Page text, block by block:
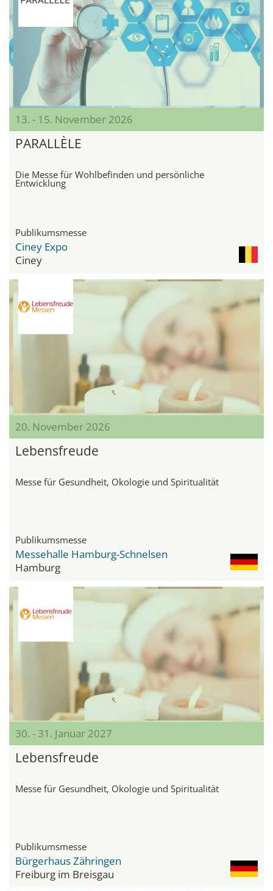
13. - 15. November 2026
PARALLÈLE
Die Messe für Wohlbefinden und persönliche
Entwicklung
Publikumsmesse
Ciney Expo
Ciney
20. November 2026
Lebensfreude
Messe für Gesundheit, Ökologie und Spiritualität
Publikumsmesse
Messehalle Hamburg-Schnelsen
Hamburg
30. - 31. Januar 2027
Lebensfreude
Messe für Gesundheit, Ökologie und Spiritualität
Publikumsmesse
Bürgerhaus Zähringen
Freiburg im Breisgau